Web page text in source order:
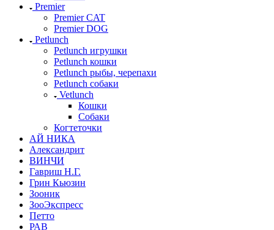
Premier
Premier CAT
Premier DOG
Petlunch
Petlunch игрушки
Petlunch кошки
Petlunch рыбы, черепахи
Petlunch собаки
Vetlunch
Кошки
Собаки
Когтеточки
АЙ НИКА
Александрит
ВИНЧИ
Гавриш Н.Г.
Грин Кьюзин
Зооник
ЗооЭкспресс
Петто
РАВ